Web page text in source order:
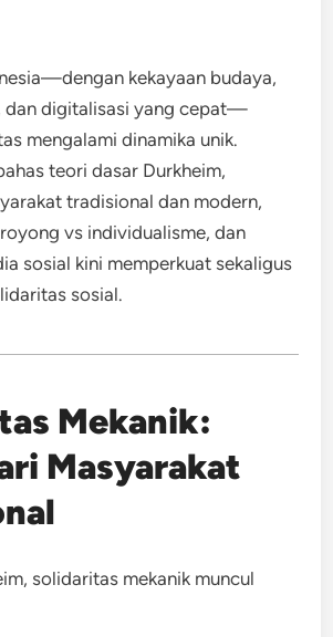
kekayaan budaya,
dan digitalisasi yang cepat—
mengalami dinamika unik.
teori dasar Durkheim,
tradisional dan modern,
vs individualisme, dan
sosial kini memperkuat sekaligus
sosial.
Mekanik:
Masyarakat
solidaritas mekanik muncul